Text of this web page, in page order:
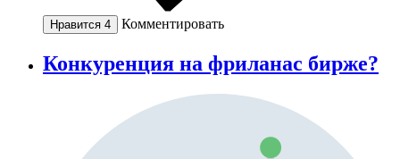
Нравится 4 Комментировать
Конкуренция на фриланас бирже?